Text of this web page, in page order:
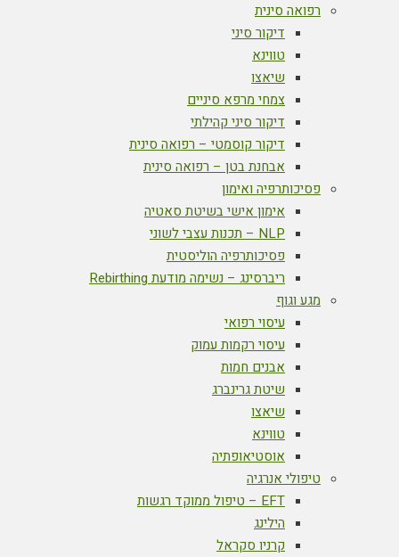
רפואה סינית
דיקור סיני
טווינא
שיאצו
צמחי מרפא סיניים
דיקור סיני קהילתי
דיקור קוסמטי – רפואה סינית
אבחנת בטן – רפואה סינית
פסיכותרפיה ואימון
אימון אישי בשיטת סאטיה
NLP – תכנות עצבי לשוני
פסיכותרפיה הוליסטית
ריברסינג – נשימה מודעת Rebirthing
מגע וגוף
עיסוי רפואי
עיסוי רקמות עמוק
אבנים חמות
שיטת גרינברג
שיאצו
טווינא
אוסטיאופתיה
טיפולי אנרגיה
EFT – טיפול ממוקד רגשות
הילינג
קרניו סקראל